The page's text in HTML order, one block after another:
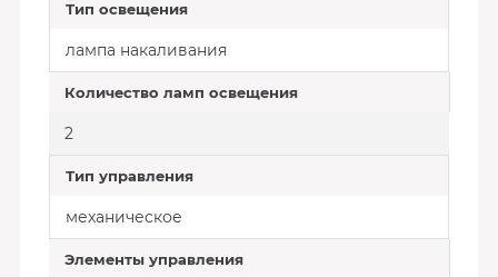
Тип освещения
лампа накаливания
Количество ламп освещения
2
Тип управления
механическое
Элементы управления